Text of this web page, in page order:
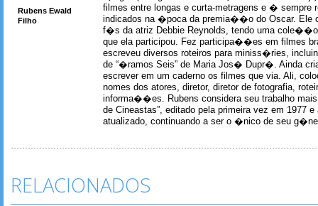
Rubens Ewald
Filho
filmes entre longas e curta-metragens e � sempre
indicados na �poca da premia��o do Oscar. Ele
f�s da atriz Debbie Reynolds, tendo uma
que ela participou. Fez participa��es em filmes
escreveu diversos roteiros para miniss�ries,
de “�ramos Seis” de Maria Jos� Dupr�. Ainda
escrever em um caderno os filmes que via. Ali,
nomes dos atores, diretor, diretor de fotografia,
informa��es. Rubens considera seu trabalho
de Cineastas”, editado pela primeira vez em 1977 e
atualizado, continuando a ser o �nico de seu
RELACIONADOS